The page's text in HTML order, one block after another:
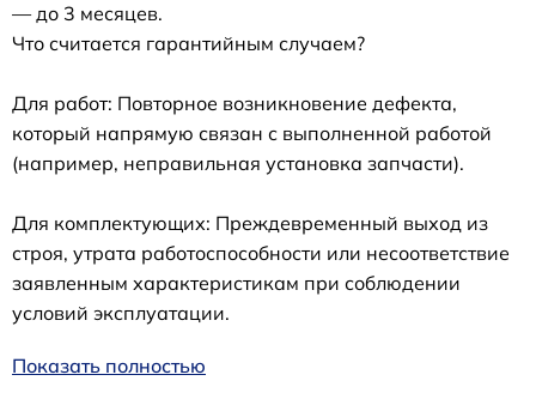
— до 3 месяцев.
Что считается гарантийным случаем?
Для работ: Повторное возникновение дефекта,
который напрямую связан с выполненной работой
(например, неправильная установка запчасти).
Для комплектующих: Преждевременный выход из
строя, утрата работоспособности или несоответствие
заявленным характеристикам при соблюдении
условий эксплуатации.
Показать полностью